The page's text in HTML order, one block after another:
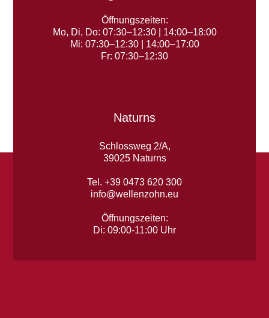
Öffnungszeiten:
Mo, Di, Do: 07:30–12:30 | 14:00–18:00
Mi: 07:30–12:30 | 14:00–17:00
Fr: 07:30–12:30
Naturns
Schlossweg 2/A,
39025 Naturns
Tel. +39 0473 620 300
info@wellenzohn.eu
Öffnungszeiten:
Di: 09:00-11:00 Uhr